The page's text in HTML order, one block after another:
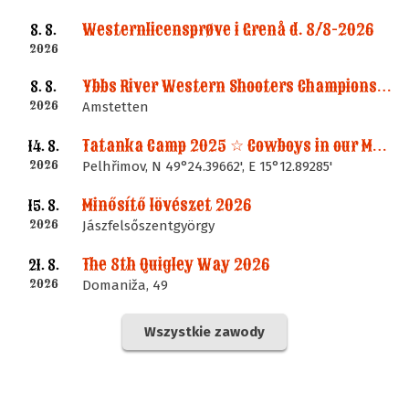
8. 8.
2026
Westernlicensprøve i Grenå d. 8/8-2026
8. 8.
2026
Ybbs River Western Shooters Championship 2026 + LM
Amstetten
14. 8.
2026
Tatanka Camp 2025 ☆ Cowboys in our Memories
Pelhřimov, N 49°24.39662', E 15°12.89285'
15. 8.
2026
Minősítő lövészet 2026
Jászfelsőszentgyörgy
21. 8.
2026
The 8th Quigley Way 2026
Domaniža, 49
Wszystkie zawody